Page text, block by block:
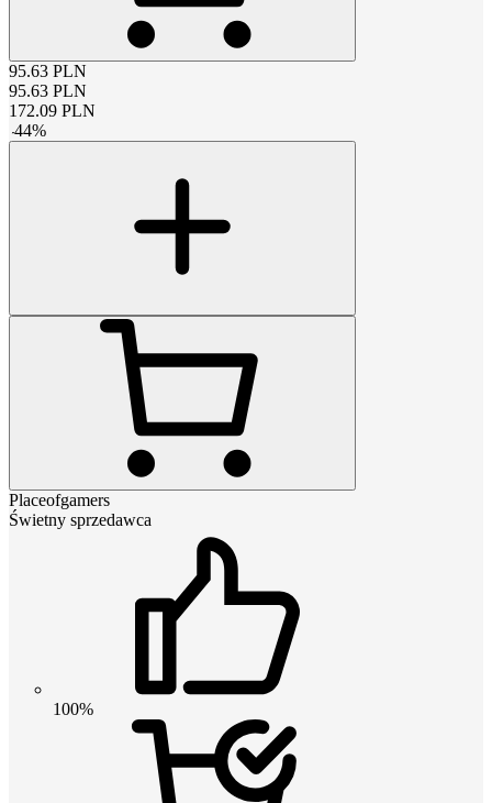
95.63 PLN
95.63 PLN
172.09 PLN
-44%
Placeofgamers
Świetny sprzedawca
100%